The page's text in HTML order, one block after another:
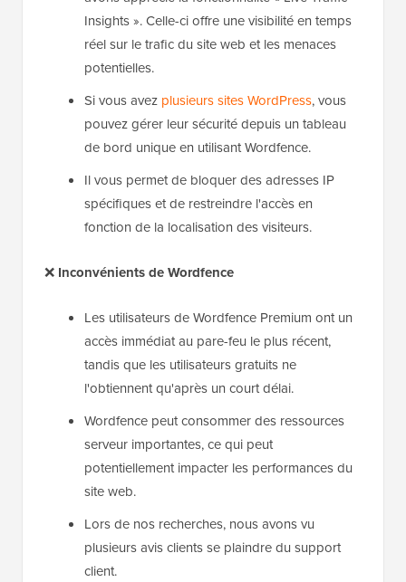
Insights ». Celle-ci offre une visibilité en temps
réel sur le trafic du site web et les menaces
potentielles.
Si vous avez plusieurs sites WordPress, vous
pouvez gérer leur sécurité depuis un tableau
de bord unique en utilisant Wordfence.
Il vous permet de bloquer des adresses IP
spécifiques et de restreindre l'accès en
fonction de la localisation des visiteurs.
❌ Inconvénients de Wordfence
Les utilisateurs de Wordfence Premium ont un
accès immédiat au pare-feu le plus récent,
tandis que les utilisateurs gratuits ne
l'obtiennent qu'après un court délai.
Wordfence peut consommer des ressources
serveur importantes, ce qui peut
potentiellement impacter les performances du
site web.
Lors de nos recherches, nous avons vu
plusieurs avis clients se plaindre du support
client.